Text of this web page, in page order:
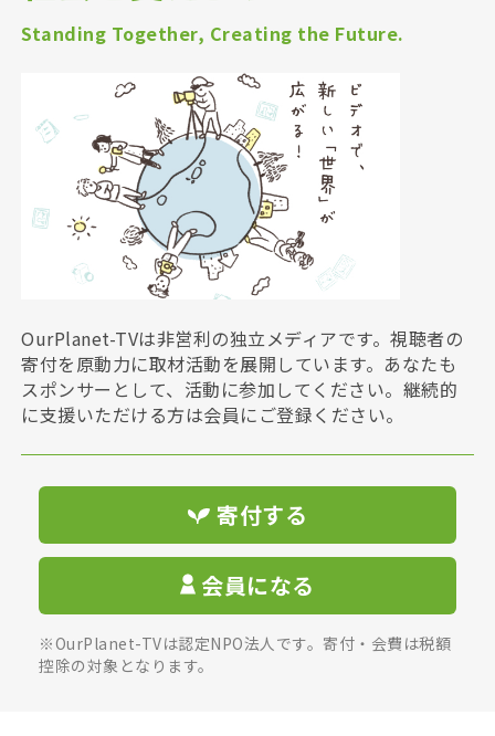
Standing Together, Creating the Future.
OurPlanet-TVは非営利の独立メディアです。視聴者の
寄付を原動力に取材活動を展開しています。あなたも
スポンサーとして、活動に参加してください。継続的
に支援いただける方は会員にご登録ください。
寄付する
会員になる
※OurPlanet-TVは認定NPO法人です。寄付・会費は税額
控除の対象となります。